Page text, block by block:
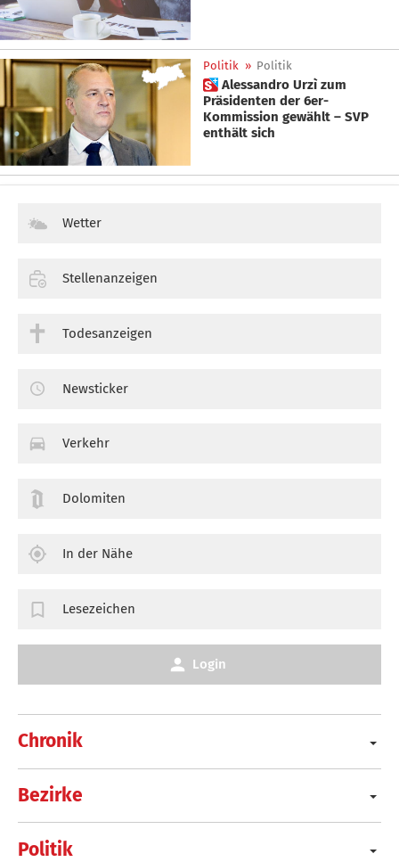
Politik » Politik
 Alessandro Urzì zum
Präsidenten der 6er-
Kommission gewählt – SVP
enthält sich
Chronik
Bezirke
Politik
Wetter
Stellenanzeigen
Todesanzeigen
Newsticker
Verkehr
Dolomiten
In der Nähe
Lesezeichen
Login